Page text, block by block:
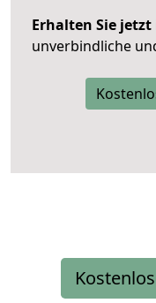
Erhalten Sie jetzt
unverbindliche